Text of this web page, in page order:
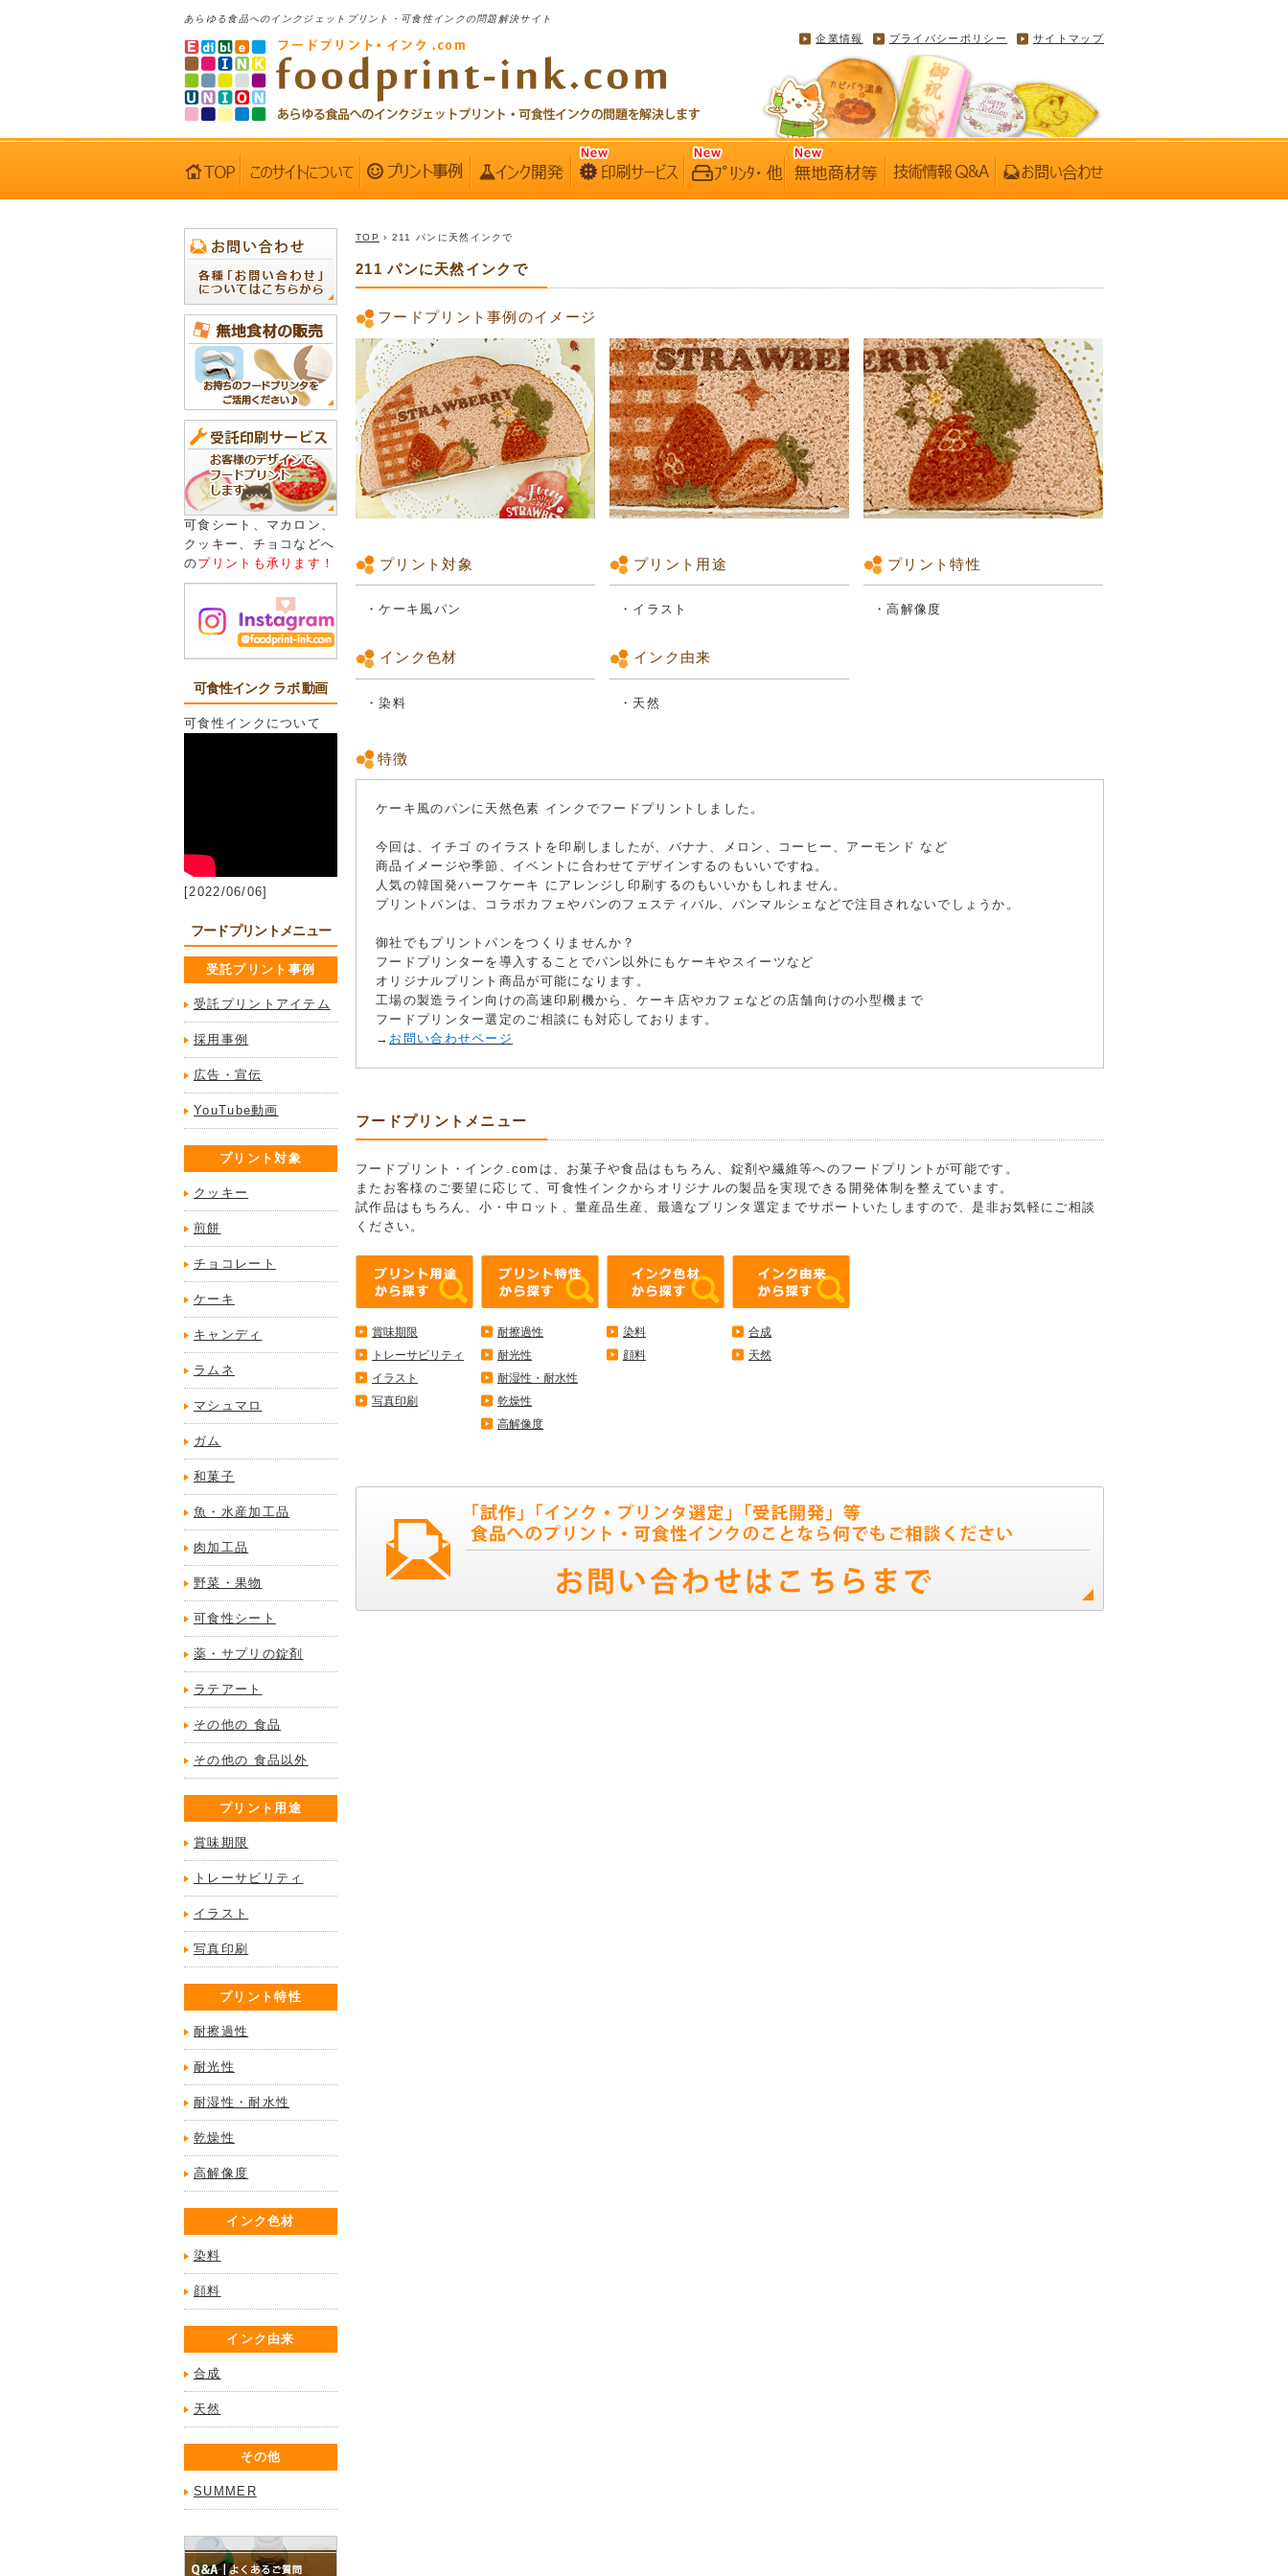
あらゆる食品へのインクジェットプリント・可食性インクの問題解決サイト
企業情報 プライバシーポリシー サイトマップ
可食シート、マカロン、
クッキー、チョコなどへ
のプリントも承ります！
可食性インク ラボ 動画
可食性インクについて
[2022/06/06]
フードプリントメニュー
受託プリント事例
受託プリントアイテム
採用事例
広告・宣伝
YouTube動画
プリント対象
クッキー
煎餅
チョコレート
ケーキ
キャンディ
ラムネ
マシュマロ
ガム
和菓子
魚・水産加工品
肉加工品
野菜・果物
可食性シート
薬・サプリの錠剤
ラテアート
その他の 食品
その他の 食品以外
プリント用途
賞味期限
トレーサビリティ
イラスト
写真印刷
プリント特性
耐擦過性
耐光性
耐湿性・耐水性
乾燥性
高解像度
インク色材
染料
顔料
インク由来
合成
天然
その他
SUMMER
TOP › 211 パンに天然インクで
211 パンに天然インクで
フードプリント事例のイメージ
プリント対象
・ケーキ風パン
プリント用途
・イラスト
プリント特性
・高解像度
インク色材
・染料
インク由来
・天然
特徴
ケーキ風のパンに天然色素 インクでフードプリントしました。
今回は、イチゴ のイラストを印刷しましたが、バナナ、メロン、コーヒー、アーモンド など
商品イメージや季節、イベントに合わせてデザインするのもいいですね。
人気の韓国発ハーフケーキ にアレンジし印刷するのもいいかもしれません。
プリントパンは、コラボカフェやパンのフェスティバル、パンマルシェなどで注目されないでしょうか。
御社でもプリントパンをつくりませんか？
フードプリンターを導入することでパン以外にもケーキやスイーツなど
オリジナルプリント商品が可能になります。
工場の製造ライン向けの高速印刷機から、ケーキ店やカフェなどの店舗向けの小型機まで
フードプリンター選定のご相談にも対応しております。
→ お問い合わせページ
フードプリントメニュー
フードプリント・インク.comは、お菓子や食品はもちろん、錠剤や繊維等へのフードプリントが可能です。
またお客様のご要望に応じて、可食性インクからオリジナルの製品を実現できる開発体制を整えています。
試作品はもちろん、小・中ロット、量産品生産、最適なプリンタ選定までサポートいたしますので、是非お気軽にご相談
ください。
賞味期限
トレーサビリティ
イラスト
写真印刷
耐擦過性
耐光性
耐湿性・耐水性
乾燥性
高解像度
染料
顔料
合成
天然